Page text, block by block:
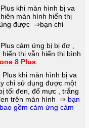
khi màn hình bị va
màn hình hiển thị
được ⇒bạn chỉ
cảm ứng bị bị đơ ,
thị vẫn hiển thị bình
8 Plus
Plus khi màn hình bị va
chỉ sử dụng được một
tối đen, đổ mực , trắng
trên màn hình ⇒ bạn
gồm cảm ứng cảm